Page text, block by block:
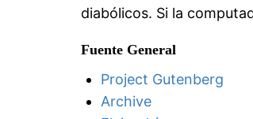
diabólicos. Si la
Fuente General
Project Gutenberg
Archive